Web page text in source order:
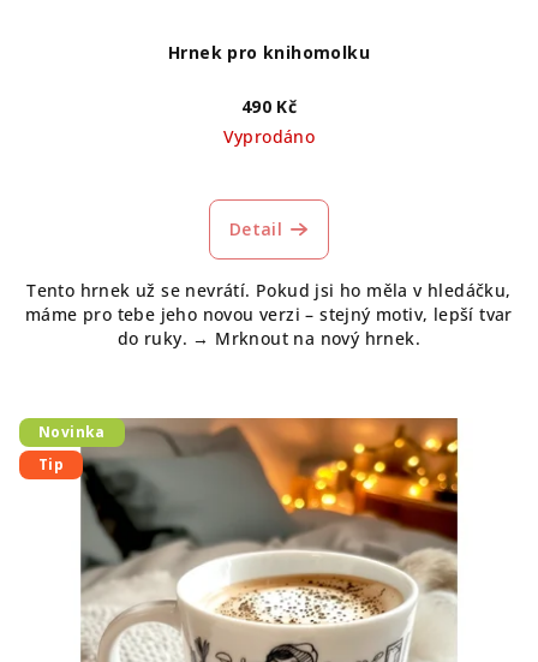
Hrnek pro knihomolku
490 Kč
Vyprodáno
hodnocení
produktu
z
5
hvězdiček.
Detail
Tento hrnek už se nevrátí. Pokud jsi ho měla v hledáčku,
máme pro tebe jeho novou verzi – stejný motiv, lepší tvar
do ruky. → Mrknout na nový hrnek.
Novinka
Tip